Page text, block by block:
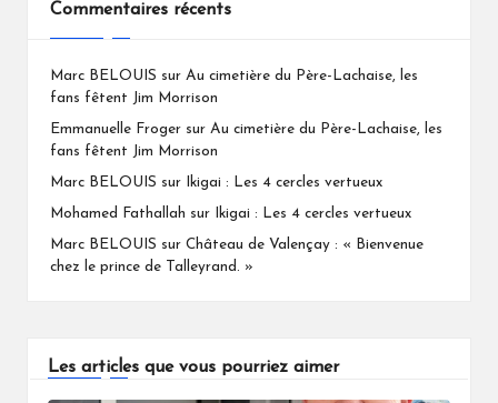
Commentaires récents
Marc BELOUIS sur Au cimetière du Père-Lachaise, les
fans fêtent Jim Morrison
Emmanuelle Froger sur Au cimetière du Père-Lachaise, les
fans fêtent Jim Morrison
Marc BELOUIS sur Ikigai : Les 4 cercles vertueux
Mohamed Fathallah sur Ikigai : Les 4 cercles vertueux
Marc BELOUIS sur Château de Valençay : « Bienvenue
chez le prince de Talleyrand. »
Les articles que vous pourriez aimer